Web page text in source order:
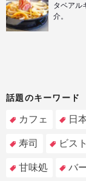
タベアル
介。
話題のキーワード
カフェ 日
寿司 ビス
甘味処 バ